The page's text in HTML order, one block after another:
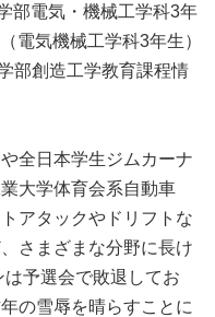
部電気・機械工学科3年
電気機械工学科3年生）
部創造工学教育課程情
全日本学生ジムカーナ
大学体育会系自動車
アタックやドリフトな
さまざまな分野に長け
予選会で敗退してお
の雪辱を晴らすことに